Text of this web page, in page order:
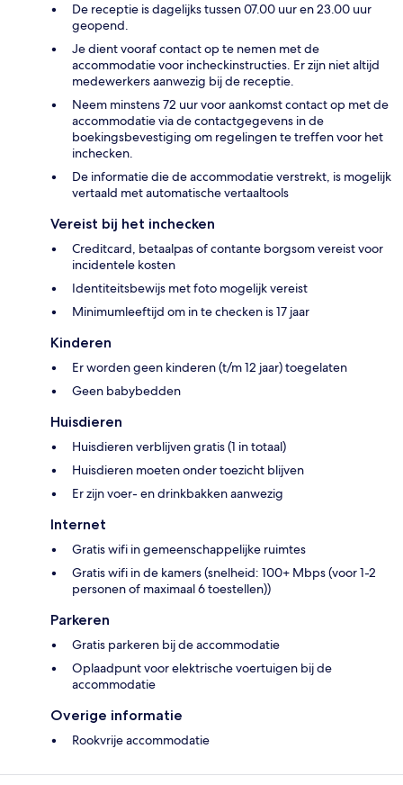
De receptie is dagelijks tussen 07.00 uur en 23.00 uur
geopend.
Je dient vooraf contact op te nemen met de
accommodatie voor incheckinstructies. Er zijn niet altijd
medewerkers aanwezig bij de receptie.
Neem minstens 72 uur voor aankomst contact op met de
accommodatie via de contactgegevens in de
boekingsbevestiging om regelingen te treffen voor het
inchecken.
De informatie die de accommodatie verstrekt, is mogelijk
vertaald met automatische vertaaltools
Vereist bij het inchecken
Creditcard, betaalpas of contante borgsom vereist voor
incidentele kosten
Identiteitsbewijs met foto mogelijk vereist
Minimumleeftijd om in te checken is 17 jaar
Kinderen
Er worden geen kinderen (t/m 12 jaar) toegelaten
Geen babybedden
Huisdieren
Huisdieren verblijven gratis (1 in totaal)
Huisdieren moeten onder toezicht blijven
Er zijn voer- en drinkbakken aanwezig
Internet
Gratis wifi in gemeenschappelijke ruimtes
Gratis wifi in de kamers (snelheid: 100+ Mbps (voor 1-2
personen of maximaal 6 toestellen))
Parkeren
Gratis parkeren bij de accommodatie
Oplaadpunt voor elektrische voertuigen bij de
accommodatie
Overige informatie
Rookvrije accommodatie